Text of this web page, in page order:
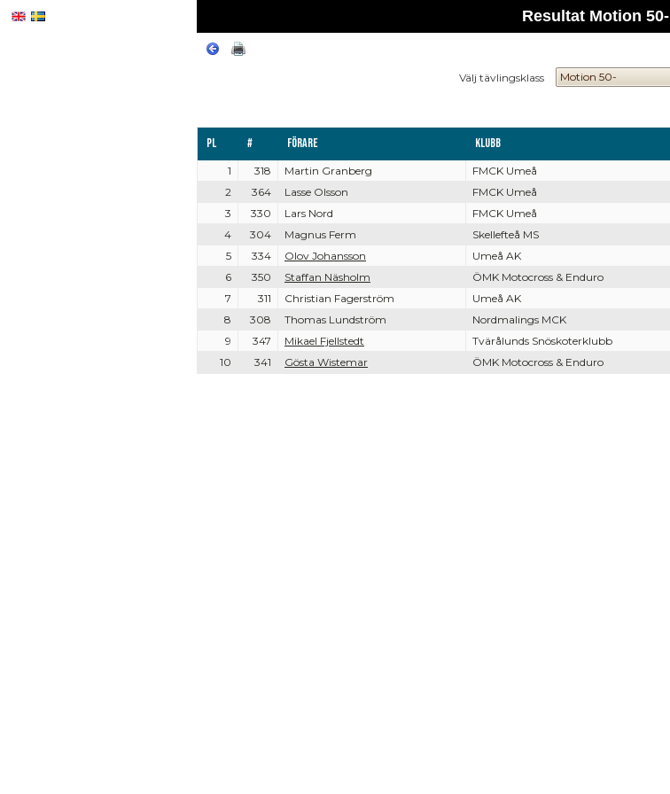
Resultat Motion 50-
Välj tävlingsklass
Pl # Förare Klubb
1 318 Martin Granberg FMCK Umeå
2
364 Lasse Olsson FMCK Umeå
3
330 Lars Nord FMCK Umeå
4
304 Magnus Ferm Skellefteå MS
5
334 Olov Johansson Umeå AK
6
350 Staffan Näsholm ÖMK Motocross & Enduro
7
311 Christian Fagerström Umeå AK
8
308 Thomas Lundström Nordmalings MCK
9
347 Mikael Fjellstedt Tvärålunds Snöskoterklubb
10
341 Gösta Wistemar ÖMK Motocross & Enduro